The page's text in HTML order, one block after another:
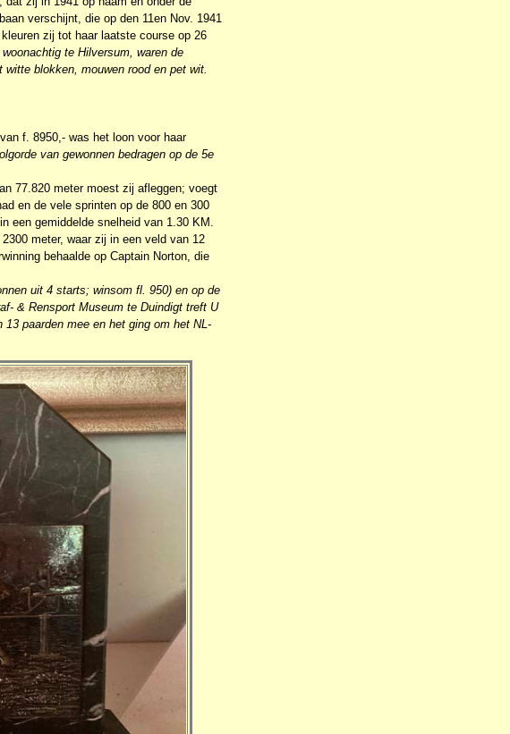
verschijnt, die op den 11en Nov. 1941
zij tot haar laatste course op 26
te Hilversum, waren de
blokken, mouwen rood en pet wit.
f. 8950,- was het loon voor haar
van gewonnen bedragen op de 5e
77.820 meter moest zij afleggen; voegt
en de vele sprinten op de 800 en 300
een gemiddelde snelheid van 1.30 KM.
meter, waar zij in een veld van 12
behaalde op Captain Norton, die
uit 4 starts; winsom fl. 950) en op de
& Rensport Museum te Duindigt treft U
paarden mee en het ging om het NL-